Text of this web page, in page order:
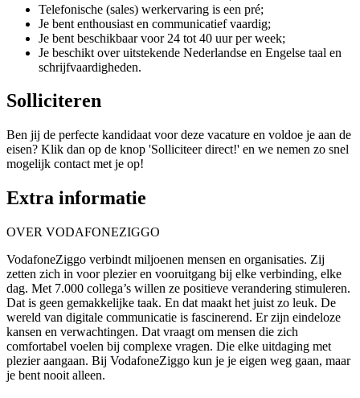
Telefonische (sales) werkervaring is een pré;
Je bent enthousiast en communicatief vaardig;
Je bent beschikbaar voor 24 tot 40 uur per week;
Je beschikt over uitstekende Nederlandse en Engelse taal en
schrijfvaardigheden.
Solliciteren
Ben jij de perfecte kandidaat voor deze vacature en voldoe je aan de
eisen? Klik dan op de knop 'Solliciteer direct!' en we nemen zo snel
mogelijk contact met je op!
Extra informatie
OVER VODAFONEZIGGO
VodafoneZiggo verbindt miljoenen mensen en organisaties. Zij
zetten zich in voor plezier en vooruitgang bij elke verbinding, elke
dag. Met 7.000 collega’s willen ze positieve verandering stimuleren.
Dat is geen gemakkelijke taak. En dat maakt het juist zo leuk. De
wereld van digitale communicatie is fascinerend. Er zijn eindeloze
kansen en verwachtingen. Dat vraagt om mensen die zich
comfortabel voelen bij complexe vragen. Die elke uitdaging met
plezier aangaan. Bij VodafoneZiggo kun je je eigen weg gaan, maar
je bent nooit alleen.